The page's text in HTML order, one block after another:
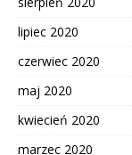
lipiec 2020
czerwiec 2020
maj 2020
kwiecień 2020
marzec 2020